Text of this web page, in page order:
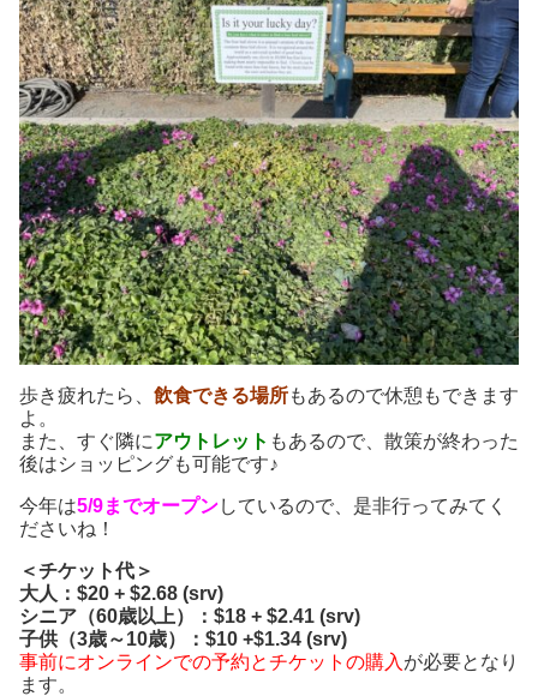
歩き疲れたら、 飲食できる場所もあるので休憩もできます
よ。
また、すぐ隣にアウトレット もあるので、散策が終わった
後はショッピングも可能です♪
今年は5/9までオープンしているので、是非行ってみてく
ださいね！
＜チケット代＞
大人：$20 + $2.68 (srv)
シニア（60歳以上）：$18 + $2.41 (srv)
子供（3歳～10歳）：$10 +$1.34 (srv)
事前にオンラインでの予約とチケットの購入 が必要となり
ます。